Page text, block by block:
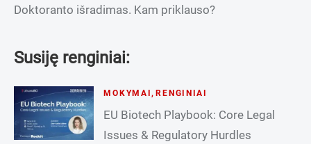
Doktoranto išradimas. Kam priklauso?
Susiję renginiai:
MOKYMAI ,RENGINIAI
EU Biotech Playbook: Core Legal
Issues & Regulatory Hurdles